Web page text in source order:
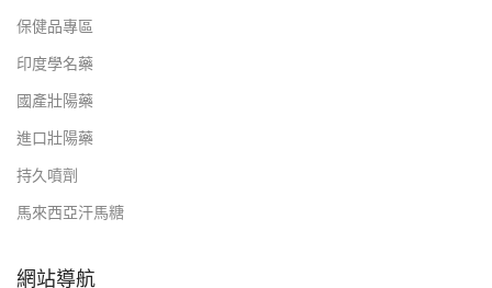
保健品專區
印度學名藥
國產壯陽藥
進口壯陽藥
持久噴劑
馬來西亞汗馬糖
網站導航